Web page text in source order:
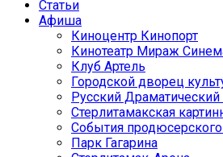
Статьи
Афиша
Киноцентр Кинопорт
Кинотеатр Мираж
Клуб Артель
Городской дворец
Русский Драматический
Стерлитамакская
События продюсерского
Парк Гагарина